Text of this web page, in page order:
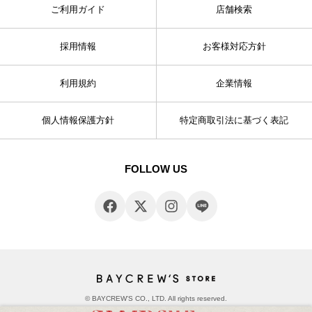
ご利用ガイド 店舗検索
採用情報 お客様対応方針
利用規約 企業情報
個人情報保護方針 特定商取引法に基づく表記
FOLLOW US
© BAYCREW’S CO., LTD. All rights reserved.